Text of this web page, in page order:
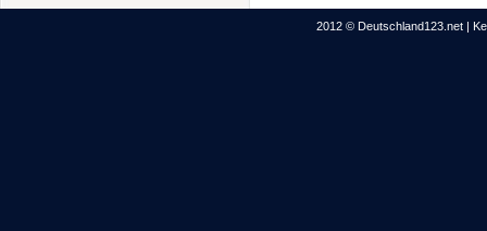
2012 © Deutschland123.net |